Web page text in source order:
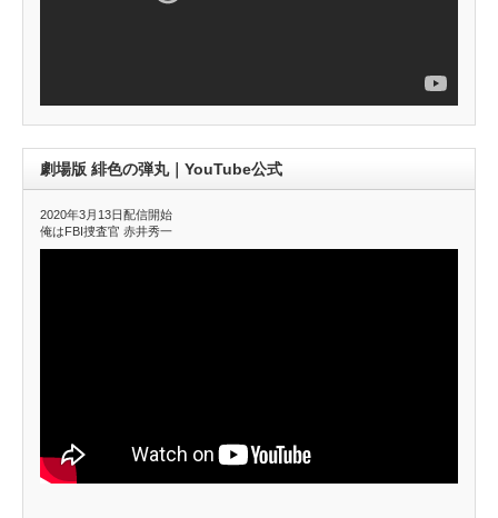
劇場版 緋色の弾丸｜YouTube公式
2020年3月13日配信開始
俺はFBI捜査官 赤井秀一